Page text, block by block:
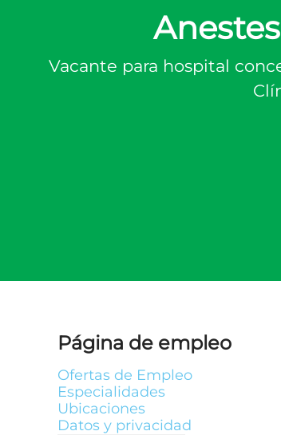
Vacante para hospital
Página de empleo
Ofertas de Empleo
Especialidades
Ubicaciones
Datos y privacidad